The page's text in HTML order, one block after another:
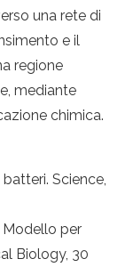
una rete di
e il
regione
mediante
chimica.
batteri. Science,
Modello per
Biology, 30